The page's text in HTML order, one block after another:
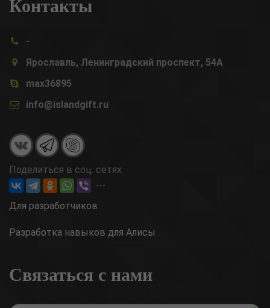
-
Ярославль, Ленинградский проспект, 54А
max36895
info@islandgift.ru
Поделиться в соц. сетях
Для разработчиков
Разработка навыков для Алисы
Связаться с нами